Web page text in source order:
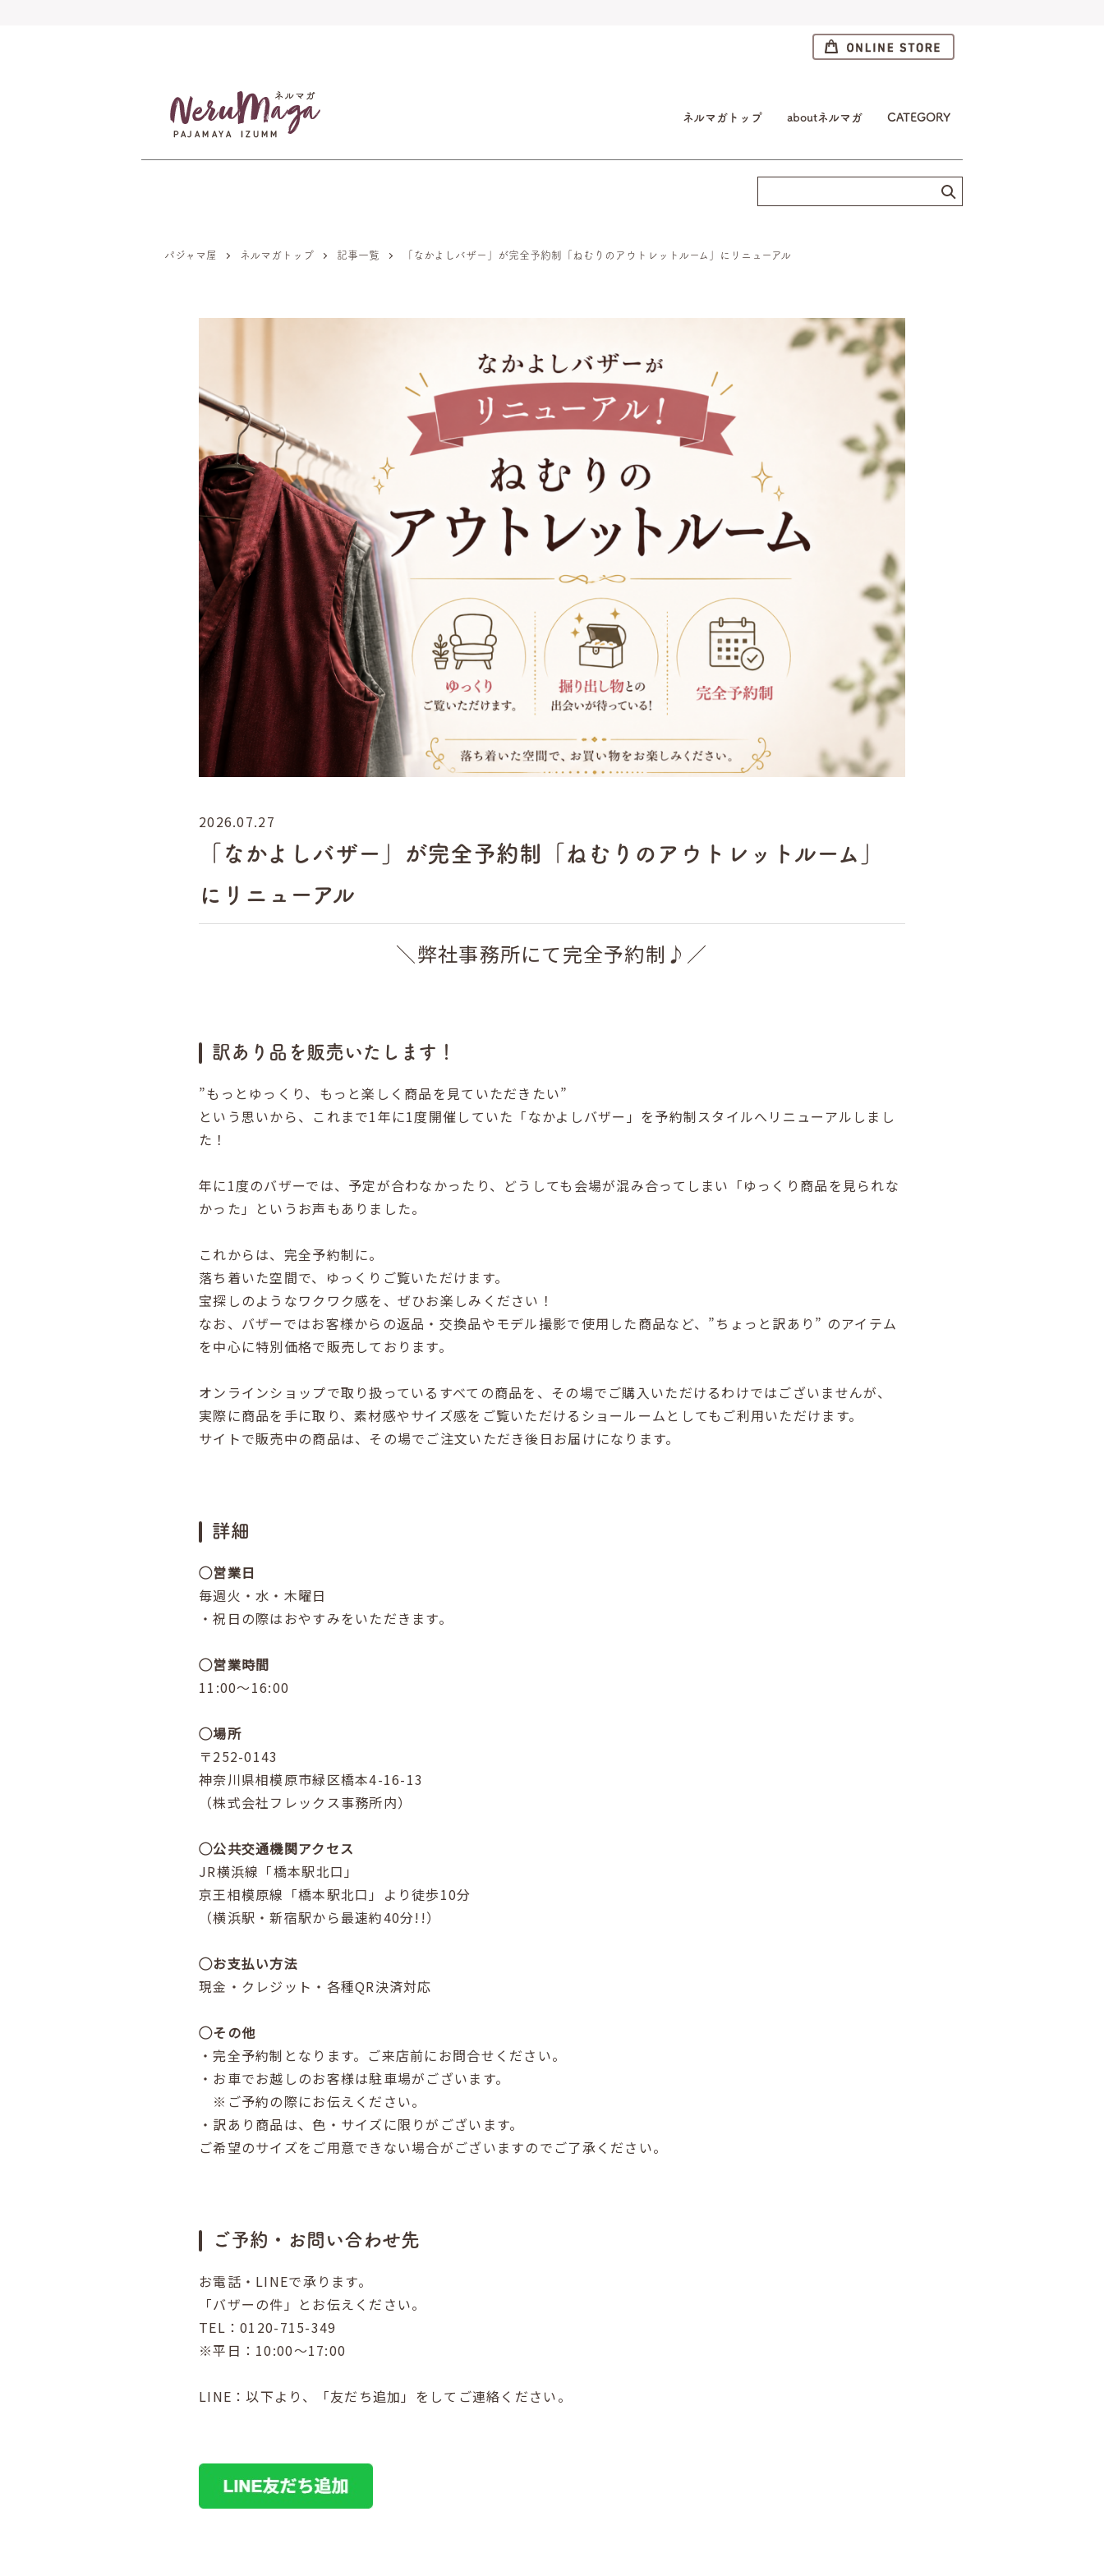
ネルマガトップ aboutネルマガ CATEGORY
パジャマ屋 ネルマガトップ 記事一覧 「なかよしバザー」が完全予約制「ねむりのアウトレットルーム」にリニューアル
2026.07.27
「なかよしバザー」が完全予約制「ねむりのアウトレットルーム」
にリニューアル
＼弊社事務所にて完全予約制♪／
訳あり品を販売いたします！
”もっとゆっくり、もっと楽しく商品を見ていただきたい”
という思いから、これまで1年に1度開催していた「なかよしバザー」を予約制スタイルへリニューアルしまし
た！
年に1度のバザーでは、予定が合わなかったり、どうしても会場が混み合ってしまい「ゆっくり商品を見られな
かった」というお声もありました。
これからは、完全予約制に。
落ち着いた空間で、ゆっくりご覧いただけます。
宝探しのようなワクワク感を、ぜひお楽しみください！
なお、バザーではお客様からの返品・交換品やモデル撮影で使用した商品など、”ちょっと訳あり” のアイテム
を中心に特別価格で販売しております。
オンラインショップで取り扱っているすべての商品を、その場でご購入いただけるわけではございませんが、
実際に商品を手に取り、素材感やサイズ感をご覧いただけるショールームとしてもご利用いただけます。
サイトで販売中の商品は、その場でご注文いただき後日お届けになります。
詳細
◯営業日
毎週火・水・木曜日
・祝日の際はおやすみをいただきます。
◯営業時間
11:00～16:00
◯場所
〒252-0143
神奈川県相模原市緑区橋本4-16-13
（株式会社フレックス事務所内）
◯公共交通機関アクセス
JR横浜線「橋本駅北口」
京王相模原線「橋本駅北口」より徒歩10分
（横浜駅・新宿駅から最速約40分!!）
◯お支払い方法
現金・クレジット・各種QR決済対応
◯その他
・完全予約制となります。ご来店前にお問合せください。
・お車でお越しのお客様は駐車場がございます。
※ご予約の際にお伝えください。
・訳あり商品は、色・サイズに限りがございます。
ご希望のサイズをご用意できない場合がございますのでご了承ください。
ご予約・お問い合わせ先
お電話・LINEで承ります。
「バザーの件」とお伝えください。
TEL：0120-715-349
※平日：10:00～17:00
LINE：以下より、「友だち追加」をしてご連絡ください。